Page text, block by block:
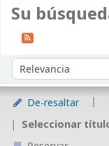
Su
Ordenar por:
De-resaltar
Seleccionar